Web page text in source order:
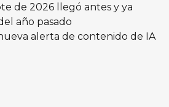
de 2026 llegó antes y ya
año pasado
alerta de contenido de IA